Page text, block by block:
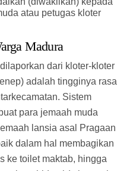
dalam hal membagikan
ke toilet maktab, hingga
hidrasi (minum air
jemaah
berkala di dalam
Pragaan diimbau
diri dari aktivitas
tenda jika tidak ada